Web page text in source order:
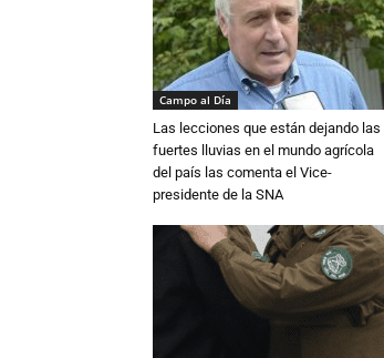
Campo al Día
Las lecciones que están dejando las
fuertes lluvias en el mundo agrícola
del país las comenta el Vice-
presidente de la SNA